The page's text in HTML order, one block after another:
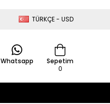
TÜRKÇE - USD
Sepetim
0
Whatsapp